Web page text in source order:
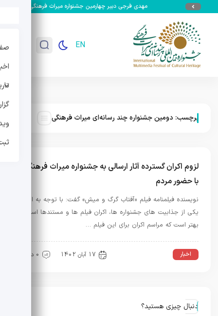
مهدی فرجی دبیر چهارمین جشنواره میراث فرهنگی شد
EN
برچسب: دومین جشنواره چند رسانه‌ای میراث فرهنگی
لزوم اکران گسترده آثار ارسالی به جشنواره میراث فرهنگی
با حضور مردم
نویسنده فیلمنامه فیلم «آفتاب گرگ و میش» گفت: با توجه به اینکه
یکی از جذابیت های جشنواره ها، اکران فیلم ها و مستندها است،
بهتر است که مراسم اکران برای این فیلم …
اخبار 17 آبان 1402 0 دیدگاه
دنبال چیزی هستید؟